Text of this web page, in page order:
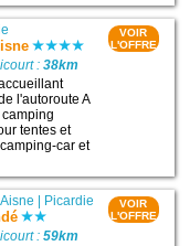
:38km
l'autoroute A
tentes et
car et
VOIR
L'OFFRE
|Aisne Picardie
:59km
VOIR
L'OFFRE